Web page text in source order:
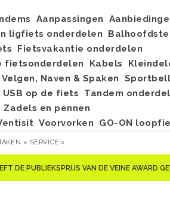
Aanpassingen
ligfiets onderdelen
Fietsvakantie onderdelen
fietsonderdelen Kabels
Naven & Spaken
USB op de fiets
Tandem
Zadels en pennen
Voorvorken GO-ON
» SERVICE »
DE PUBLIEKSPRIJS VAN DE VEINE AWARD